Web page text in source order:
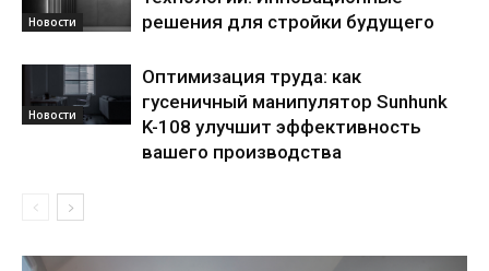
Новости
решения для стройки будущего
Новости
Оптимизация труда: как
гусеничный манипулятор Sunhunk
K-108 улучшит эффективность
вашего производства